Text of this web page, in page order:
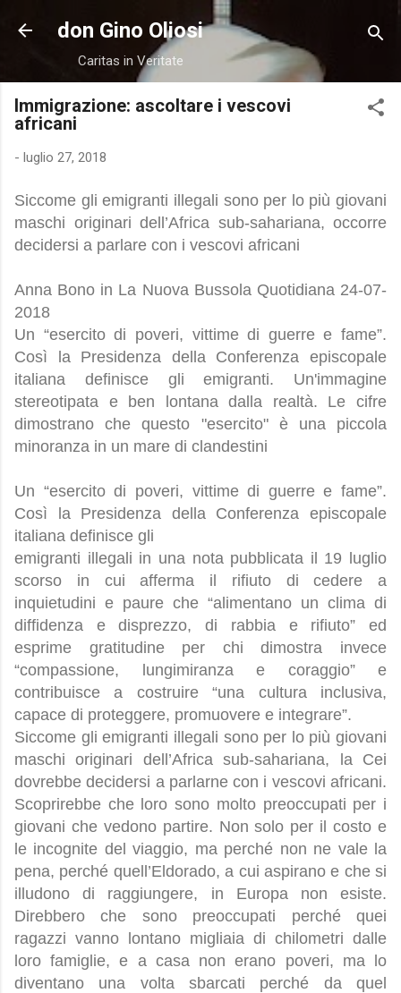
Passa ai contenuti principali
don Gino Oliosi
Caritas in Veritate
Immigrazione: ascoltare i vescovi
africani
- luglio 27, 2018
Siccome gli emigranti illegali sono per lo più giovani
maschi originari dell’Africa sub-sahariana, occorre
decidersi a parlare con i vescovi africani
Anna Bono in La Nuova Bussola Quotidiana 24-07-
2018
Un “esercito di poveri, vittime di guerre e fame”.
Così la Presidenza della Conferenza episcopale
italiana definisce gli emigranti. Un'immagine
stereotipata e ben lontana dalla realtà. Le cifre
dimostrano che questo "esercito" è una piccola
minoranza in un mare di clandestini
Un “esercito di poveri, vittime di guerre e fame”.
Così la Presidenza della Conferenza episcopale
italiana definisce gli
emigranti illegali in una nota pubblicata il 19 luglio
scorso in cui afferma il rifiuto di cedere a
inquietudini e paure che “alimentano un clima di
diffidenza e disprezzo, di rabbia e rifiuto” ed
esprime gratitudine per chi dimostra invece
“compassione, lungimiranza e coraggio” e
contribuisce a costruire “una cultura inclusiva,
capace di proteggere, promuovere e integrare”.
Siccome gli emigranti illegali sono per lo più giovani
maschi originari dell’Africa sub-sahariana, la Cei
dovrebbe decidersi a parlarne con i vescovi africani.
Scoprirebbe che loro sono molto preoccupati per i
giovani che vedono partire. Non solo per il costo e
le incognite del viaggio, ma perché non ne vale la
pena, perché quell’Eldorado, a cui aspirano e che si
illudono di raggiungere, in Europa non esiste.
Direbbero che sono preoccupati perché quei
ragazzi vanno lontano migliaia di chilometri dalle
loro famiglie, e a casa non erano poveri, ma lo
diventano una volta sbarcati perché da quel